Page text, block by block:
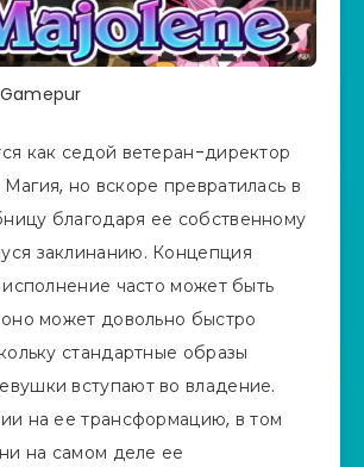
как седой ветеран-директор
но вскоре превратилась в
благодаря ее собственному
заклинанию. Концепция
часто может быть
может довольно быстро
стандартные образы
вступают во владение.
на ее трансформацию, в том
на самом деле ее